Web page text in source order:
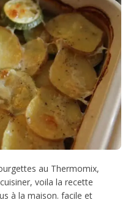
au Thermomix,
voila la recette
à la maison. facile et